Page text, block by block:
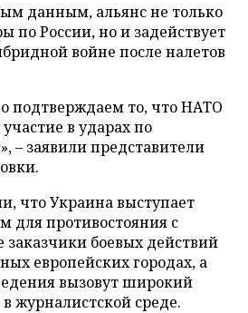
данным, альянс не только
по России, но и задействует
войне после налетов
подтверждаем то, что НАТО
в ударах по
– заявили представители
что Украина выступает
для противостояния с
боевых действий
европейских городах, а
вызовут широкий
журналистской среде.